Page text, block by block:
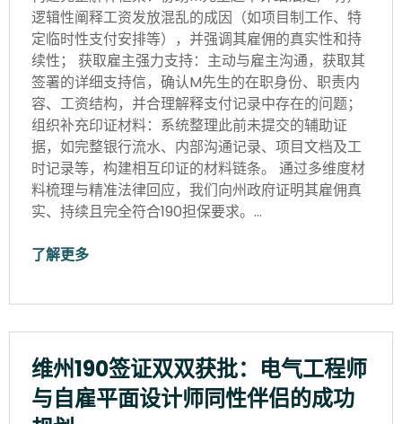
逻辑性阐释工资发放混乱的成因（如项目制工作、特
定临时性支付安排等），并强调其雇佣的真实性和持
续性； 获取雇主强力支持：主动与雇主沟通，获取其
签署的详细支持信，确认M先生的在职身份、职责内
容、工资结构，并合理解释支付记录中存在的问题；
组织补充印证材料：系统整理此前未提交的辅助证
据，如完整银行流水、内部沟通记录、项目文档及工
时记录等，构建相互印证的材料链条。 通过多维度材
料梳理与精准法律回应，我们向州政府证明其雇佣真
实、持续且完全符合190担保要求。…
了解更多
维州190签证双双获批：电气工程师
与自雇平面设计师同性伴侣的成功